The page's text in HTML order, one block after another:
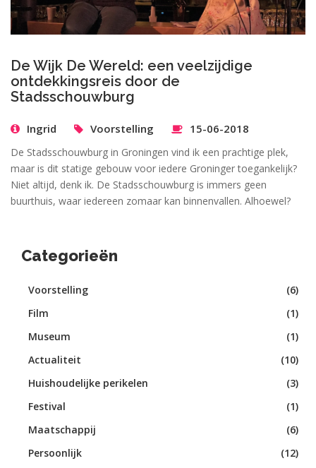
De Wijk De Wereld: een veelzijdige
ontdekkingsreis door de
Stadsschouwburg
Ingrid Voorstelling 15-06-2018
De Stadsschouwburg in Groningen vind ik een prachtige plek,
maar is dit statige gebouw voor iedere Groninger toegankelijk?
Niet altijd, denk ik. De Stadsschouwburg is immers geen
buurthuis, waar iedereen zomaar kan binnenvallen. Alhoewel?
Categorieën
Voorstelling
(6)
Film
(1)
Museum
(1)
Actualiteit
(10)
Huishoudelijke perikelen
(3)
Festival
(1)
Maatschappij
(6)
Persoonlijk
(12)